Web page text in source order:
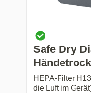
Safe Dry
HEPA-Filter
die Luft im